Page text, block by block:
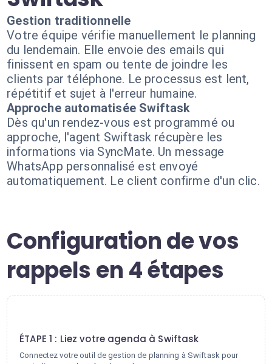
Gestion traditionnelle
Votre équipe vérifie manuellement le planning
du lendemain. Elle envoie des emails qui
finissent en spam ou tente de joindre les
clients par téléphone. Le processus est lent,
répétitif et sujet à l'erreur humaine.
Approche automatisée Swiftask
Dès qu'un rendez-vous est programmé ou
approche, l'agent Swiftask récupère les
informations via SyncMate. Un message
WhatsApp personnalisé est envoyé
automatiquement. Le client confirme d'un clic.
Configuration de vos
rappels en 4 étapes
ÉTAPE 1 : Liez votre agenda à Swiftask
Connectez votre outil de gestion de planning à Swiftask pour